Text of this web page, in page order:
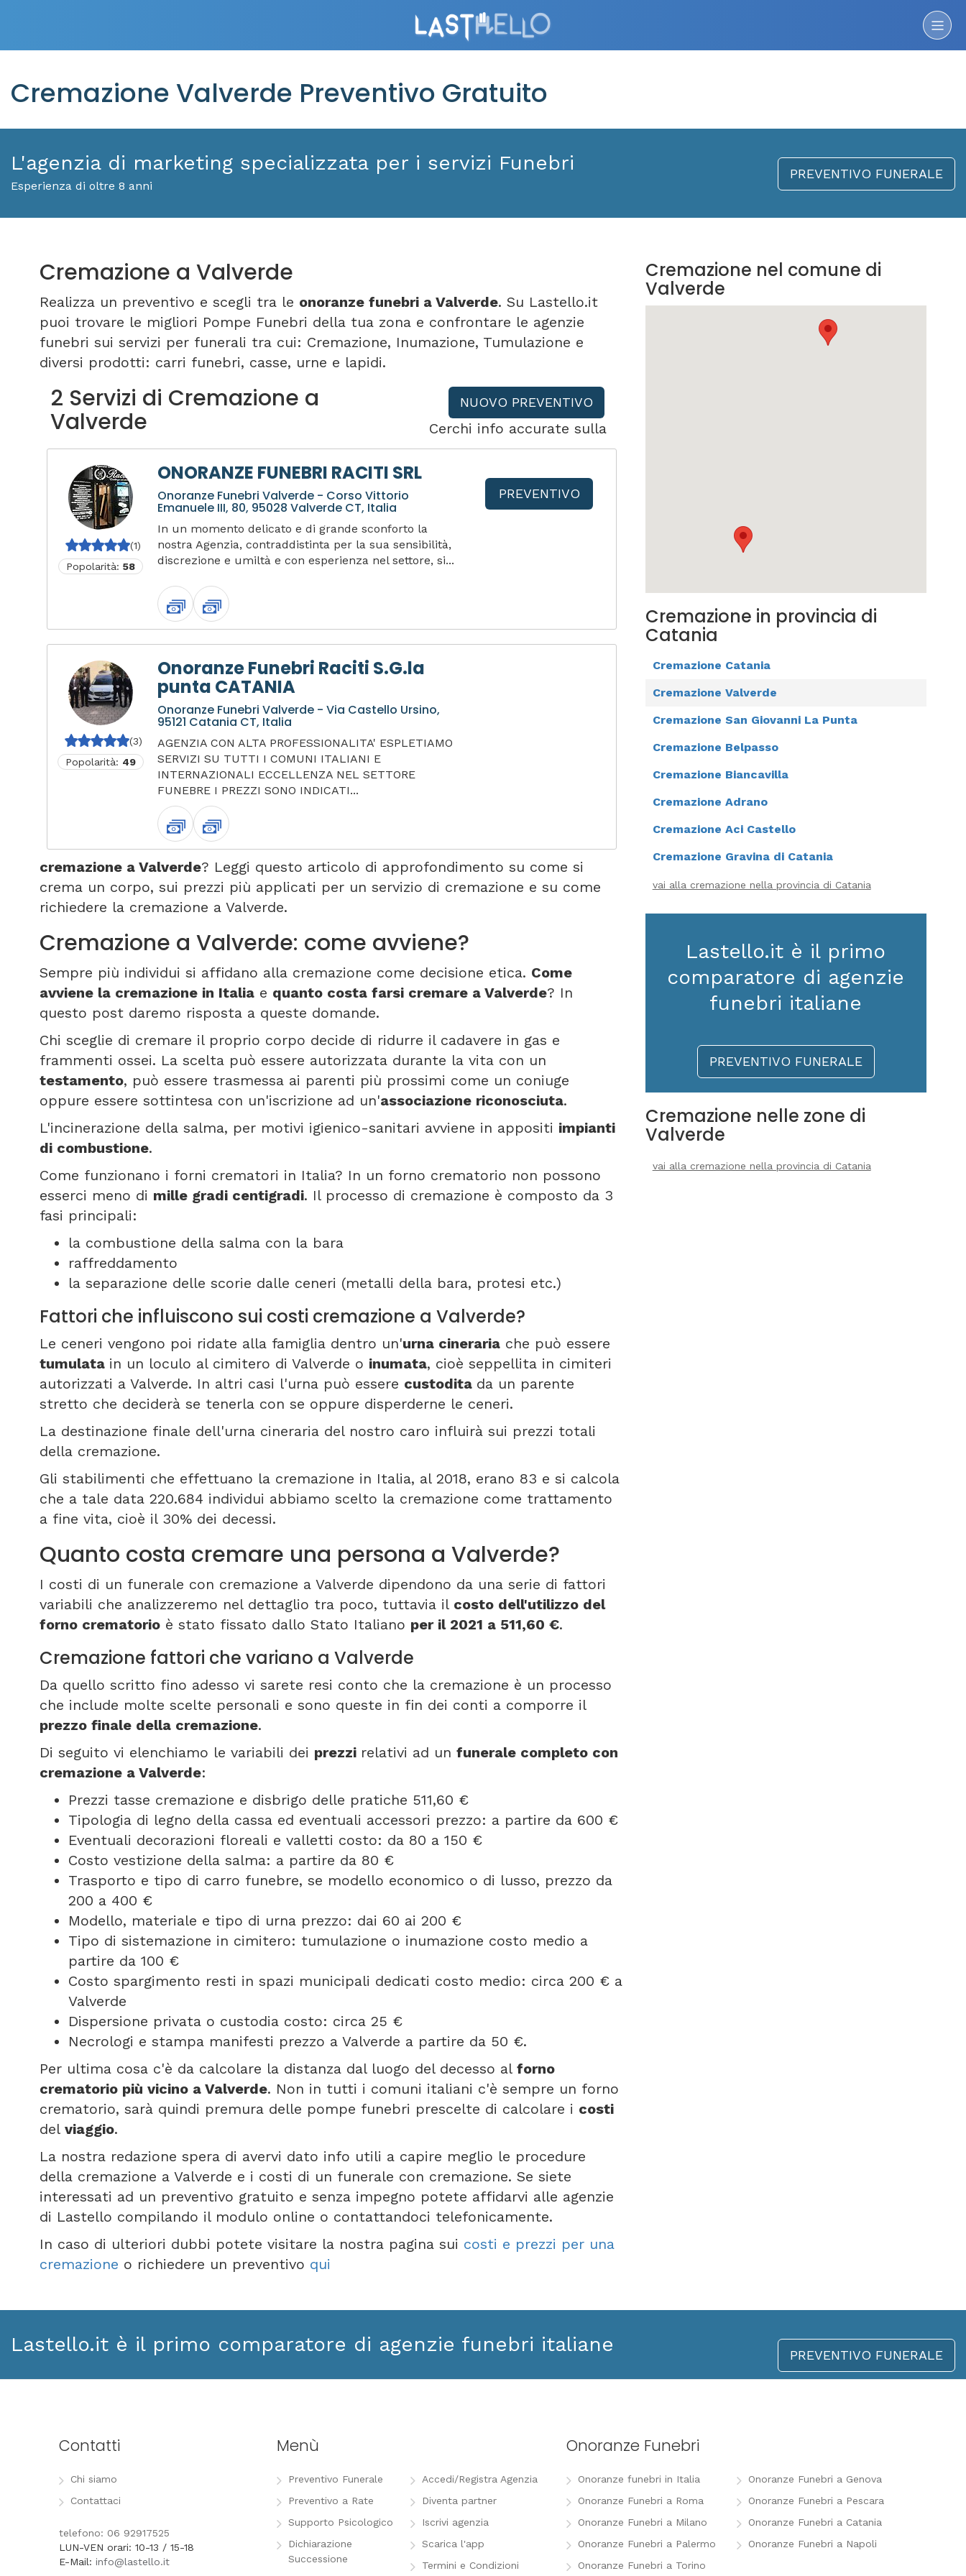
Cremazione Valverde Preventivo Gratuito
L'agenzia di marketing specializzata per i servizi Funebri
Esperienza di oltre 8 anni
PREVENTIVO FUNERALE
Cremazione a Valverde
Realizza un preventivo e scegli tra le onoranze funebri a Valverde. Su Lastello.it
puoi trovare le migliori Pompe Funebri della tua zona e confrontare le agenzie
funebri sui servizi per funerali tra cui: Cremazione, Inumazione, Tumulazione e
diversi prodotti: carri funebri, casse, urne e lapidi.
2 Servizi di Cremazione a
Valverde
NUOVO PREVENTIVO
(1)
Popolarità:58
ONORANZE FUNEBRI RACITI SRL
Onoranze Funebri Valverde - Corso Vittorio
Emanuele III, 80, 95028 Valverde CT, Italia
In un momento delicato e di grande sconforto la
nostra Agenzia, contraddistinta per la sua sensibilità,
discrezione e umiltà e con esperienza nel settore, si...
PREVENTIVO
(3)
Popolarità: 49
Onoranze Funebri Raciti S.G.la
punta CATANIA
Onoranze Funebri Valverde - Via Castello Ursino,
95121 Catania CT, Italia
AGENZIA CON ALTA PROFESSIONALITA' ESPLETIAMO
SERVIZI SU TUTTI I COMUNI ITALIANI E
INTERNAZIONALI ECCELLENZA NEL SETTORE
FUNEBRE I PREZZI SONO INDICATI...
Cerchi info accurate sulla
cremazione a Valverde? Leggi questo articolo di approfondimento su come si
crema un corpo, sui prezzi più applicati per un servizio di cremazione e su come
richiedere la cremazione a Valverde.
Cremazione a Valverde: come avviene?
Sempre più individui si affidano alla cremazione come decisione etica. Come
avviene la cremazione in Italia e quanto costa farsi cremare a Valverde? In
questo post daremo risposta a queste domande.
Chi sceglie di cremare il proprio corpo decide di ridurre il cadavere in gas e
frammenti ossei. La scelta può essere autorizzata durante la vita con un
testamento, può essere trasmessa ai parenti più prossimi come un coniuge
oppure essere sottintesa con un'iscrizione ad un'associazione riconosciuta.
L'incinerazione della salma, per motivi igienico-sanitari avviene in appositi impianti
di combustione.
Come funzionano i forni crematori in Italia? In un forno crematorio non possono
esserci meno di mille gradi centigradi. Il processo di cremazione è composto da 3
fasi principali:
la combustione della salma con la bara
raffreddamento
la separazione delle scorie dalle ceneri (metalli della bara, protesi etc.)
Fattori che influiscono sui costi cremazione a Valverde?
Le ceneri vengono poi ridate alla famiglia dentro un'urna cineraria che può essere
tumulata in un loculo al cimitero di Valverde o inumata, cioè seppellita in cimiteri
autorizzati a Valverde. In altri casi l'urna può essere custodita da un parente
stretto che deciderà se tenerla con se oppure disperderne le ceneri.
La destinazione finale dell'urna cineraria del nostro caro influirà sui prezzi totali
della cremazione.
Gli stabilimenti che effettuano la cremazione in Italia, al 2018, erano 83 e si calcola
che a tale data 220.684 individui abbiamo scelto la cremazione come trattamento
a fine vita, cioè il 30% dei decessi.
Quanto costa cremare una persona a Valverde?
I costi di un funerale con cremazione a Valverde dipendono da una serie di fattori
variabili che analizzeremo nel dettaglio tra poco, tuttavia il costo dell'utilizzo del
forno crematorio è stato fissato dallo Stato Italiano per il 2021 a 511,60 €.
Cremazione fattori che variano a Valverde
Da quello scritto fino adesso vi sarete resi conto che la cremazione è un processo
che include molte scelte personali e sono queste in fin dei conti a comporre il
prezzo finale della cremazione.
Di seguito vi elenchiamo le variabili dei prezzi relativi ad un funerale completo con
cremazione a Valverde:
Prezzi tasse cremazione e disbrigo delle pratiche 511,60 €
Tipologia di legno della cassa ed eventuali accessori prezzo: a partire da 600 €
Eventuali decorazioni floreali e valletti costo: da 80 a 150 €
Costo vestizione della salma: a partire da 80 €
Trasporto e tipo di carro funebre, se modello economico o di lusso, prezzo da
200 a 400 €
Modello, materiale e tipo di urna prezzo: dai 60 ai 200 €
Tipo di sistemazione in cimitero: tumulazione o inumazione costo medio a
partire da 100 €
Costo spargimento resti in spazi municipali dedicati costo medio: circa 200 € a
Valverde
Dispersione privata o custodia costo: circa 25 €
Necrologi e stampa manifesti prezzo a Valverde a partire da 50 €.
Per ultima cosa c'è da calcolare la distanza dal luogo del decesso al forno
crematorio più vicino a Valverde. Non in tutti i comuni italiani c'è sempre un forno
crematorio, sarà quindi premura delle pompe funebri prescelte di calcolare i costi
del viaggio.
La nostra redazione spera di avervi dato info utili a capire meglio le procedure
della cremazione a Valverde e i costi di un funerale con cremazione. Se siete
interessati ad un preventivo gratuito e senza impegno potete affidarvi alle agenzie
di Lastello compilando il modulo online o contattandoci telefonicamente.
In caso di ulteriori dubbi potete visitare la nostra pagina sui costi e prezzi per una
cremazione o richiedere un preventivo qui
Cremazione nel comune di
Valverde
Cremazione in provincia di
Catania
Cremazione Catania
Cremazione Valverde
Cremazione San Giovanni La Punta
Cremazione Belpasso
Cremazione Biancavilla
Cremazione Adrano
Cremazione Aci Castello
Cremazione Gravina di Catania
vai alla cremazione nella provincia di Catania
Lastello.it è il primo
comparatore di agenzie
funebri italiane
PREVENTIVO FUNERALE
Cremazione nelle zone di
Valverde
vai alla cremazione nella provincia di Catania
Lastello.it è il primo comparatore di agenzie funebri italiane PREVENTIVO FUNERALE
Contatti
Chi siamo
Contattaci
telefono: 06 92917525
LUN-VEN orari: 10-13 / 15-18
E-Mail: info@lastello.it
Menù
Preventivo Funerale
Preventivo a Rate
Supporto Psicologico
Dichiarazione
Successione
Accedi/Registra Agenzia
Diventa partner
Iscrivi agenzia
Scarica l'app
Termini e Condizioni
Onoranze Funebri
Onoranze funebri in Italia
Onoranze Funebri a Roma
Onoranze Funebri a Milano
Onoranze Funebri a Palermo
Onoranze Funebri a Torino
Onoranze Funebri a Genova
Onoranze Funebri a Pescara
Onoranze Funebri a Catania
Onoranze Funebri a Napoli